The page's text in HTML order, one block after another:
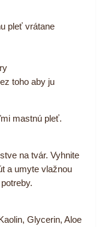
pleť vrátane
toho aby ju
mastnú pleť.
na tvár. Vyhnite
a umyte vlažnou
Glycerin, Aloe